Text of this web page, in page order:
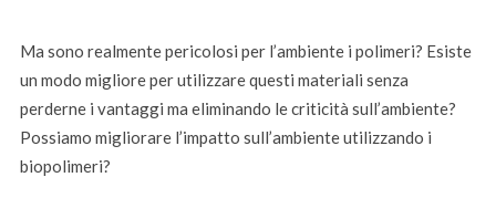
Ma sono realmente pericolosi per l’ambiente i polimeri? Esiste
un modo migliore per utilizzare questi materiali senza
perderne i vantaggi ma eliminando le criticità sull’ambiente?
Possiamo migliorare l’impatto sull’ambiente utilizzando i
biopolimeri?